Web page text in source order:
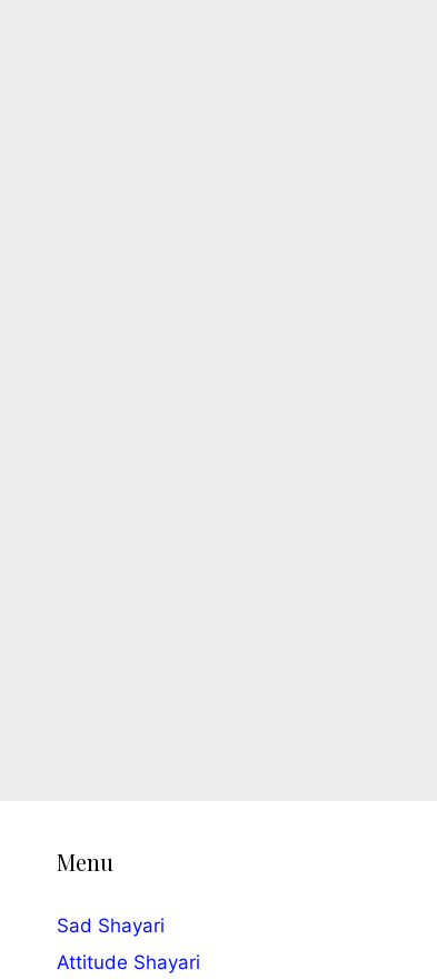
Menu
Sad Shayari
Attitude Shayari